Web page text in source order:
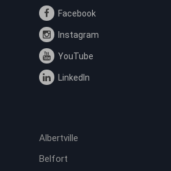
Facebook
Instagram
YouTube
LinkedIn
Albertville
Belfort